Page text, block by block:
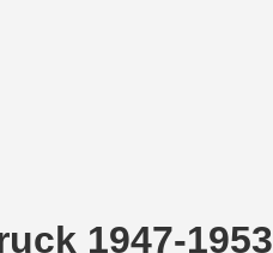
1947-1953